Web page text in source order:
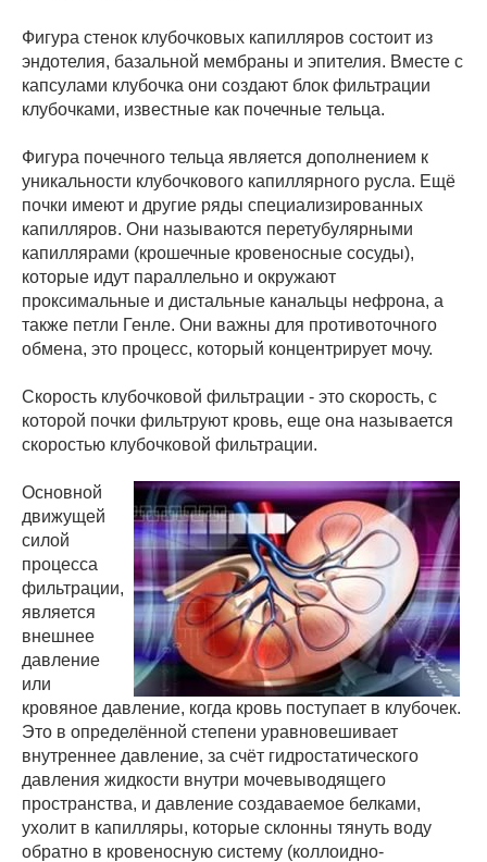
Фигура стенок клубочковых капилляров состоит из
эндотелия, базальной мембраны и эпителия. Вместе с
капсулами клубочка они создают блок фильтрации
клубочками, известные как почечные тельца.
Фигура почечного тельца является дополнением к
уникальности клубочкового капиллярного русла. Ещё
почки имеют и другие ряды специализированных
капилляров. Они называются перетубулярными
капиллярами (крошечные кровеносные сосуды),
которые идут параллельно и окружают
проксимальные и дистальные канальцы нефрона, а
также петли Генле. Они важны для противоточного
обмена, это процесс, который концентрирует мочу.
Скорость клубочковой фильтрации - это скорость, с
которой почки фильтруют кровь, еще она называется
скоростью клубочковой фильтрации.
Основной
движущей
силой
процесса
фильтрации,
является
внешнее
давление
или
кровяное давление, когда кровь поступает в клубочек.
Это в определённой степени уравновешивает
внутреннее давление, за счёт гидростатического
давления жидкости внутри мочевыводящего
пространства, и давление создаваемое белками,
ухолит в капилляры, которые склонны тянуть воду
обратно в кровеносную систему (коллоидно-